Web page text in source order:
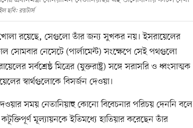
ছবি: রয়টার্স
রয়েছে, সেগুলো তাঁর জন্য সুখকর নয়। ইসরায়েলের
সোমবার নেসেটে (পার্লামেন্ট) সংক্ষেপে সেই পথগুলো
সর্বশ্রেষ্ঠ মিত্রের (যুক্তরাষ্ট্র) সঙ্গে সরাসরি ও ধ্বংসাত্মক
স্বার্থগুলোকে বিসর্জন দেওয়া।
সময় নেতানিয়াহু কোনো বিবেচনার পরিচয় দেননি বলে
কটূক্তিপূর্ণ মূল্যায়নকে ইতিমধ্যে হাতিয়ার করেছেন তাঁর